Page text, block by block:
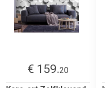
€ 159.20